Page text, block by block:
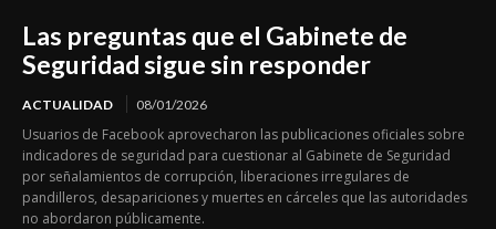
Las preguntas que el Gabinete de
Seguridad sigue sin responder
ACTUALIDAD 08/01/2026
Usuarios de Facebook aprovecharon las publicaciones oficiales sobre
indicadores de seguridad para cuestionar al Gabinete de Seguridad
por señalamientos de corrupción, liberaciones irregulares de
pandilleros, desapariciones y muertes en cárceles que las autoridades
no abordaron públicamente.